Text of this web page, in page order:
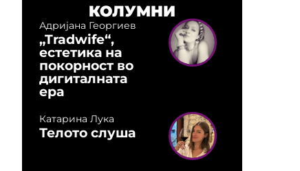
КОЛУМНИ
Адријана Георгиев
„Tradwife“,
естетика на
покорност во
дигиталната
ера
Катарина Лука
Телото слуша